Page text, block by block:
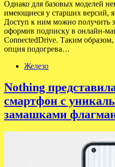
Однако для базовых моделей
имеющиеся у старших версий,
Доступ к ним можно получить
оформив подписку в онлайн-
ConnectedDrive. Таким
опция подогрева…
Железо
Nothing
смартфон с
замашками